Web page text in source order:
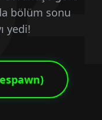
bölüm sonu
yedi!